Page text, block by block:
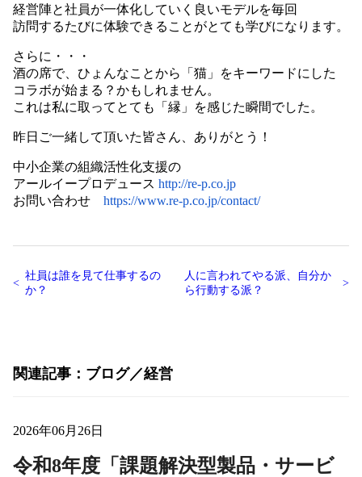
経営陣と社員が一体化していく良いモデルを毎回
訪問するたびに体験できることがとても学びになります。
さらに・・・
酒の席で、ひょんなことから「猫」をキーワードにした
コラボが始まる？かもしれません。
これは私に取ってとても「縁」を感じた瞬間でした。
昨日ご一緒して頂いた皆さん、ありがとう！
中小企業の組織活性化支援の
アールイープロデュース http://re-p.co.jp
お問い合わせ https://www.re-p.co.jp/contact/
社員は誰を見て仕事するの
か？
人に言われてやる派、自分か
ら行動する派？
関連記事 ブログ 経営
2026年06月26日
令和8年度「課題解決型製品・サービ